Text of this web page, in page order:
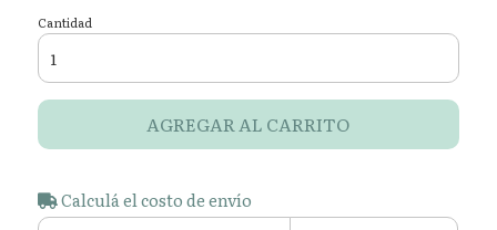
Cantidad
AGREGAR AL CARRITO
Calculá el costo de envío